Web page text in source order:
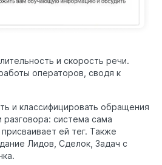
и скорость речи.
операторов, сводя к
и классифицировать обращения
система сама
ей тег. Также
Лидов, Сделок, Задач с